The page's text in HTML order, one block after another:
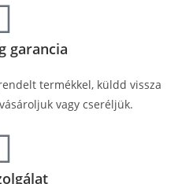
garancia
termékkel, küldd vissza
vagy cseréljük.